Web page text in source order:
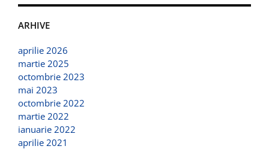
ARHIVE
aprilie 2026
martie 2025
octombrie 2023
mai 2023
octombrie 2022
martie 2022
ianuarie 2022
aprilie 2021